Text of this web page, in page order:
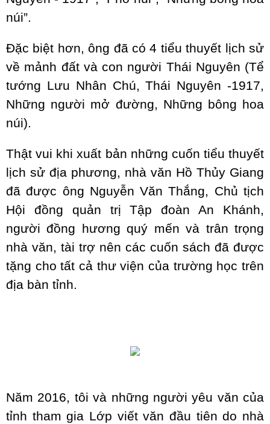
núi”.
Đặc biệt hơn, ông đã có 4 tiểu thuyết lịch sử
về mảnh đất và con người Thái Nguyên (Tể
tướng Lưu Nhân Chú, Thái Nguyên -1917,
Những người mở đường, Những bông hoa
núi).
Thật vui khi xuất bản những cuốn tiểu thuyết
lịch sử địa phương, nhà văn Hồ Thủy Giang
đã được ông Nguyễn Văn Thắng, Chủ tịch
Hội đồng quản trị Tập đoàn An Khánh,
người đồng hương quý mến và trân trọng
nhà văn, tài trợ nên các cuốn sách đã được
tặng cho tất cả thư viện của trường học trên
địa bàn tỉnh.
Năm 2016, tôi và những người yêu văn của
tỉnh tham gia Lớp viết văn đầu tiên do nhà